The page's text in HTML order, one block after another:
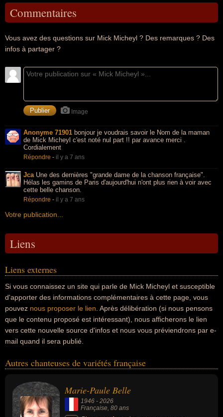
Commentaires
Vous avez des questions sur Mick Micheyl ? Des remarques ? Des
infos à partager ?
Image
Anonyme 71901 bonjour je voudrais savoir le Nom de la maman
de Mick Micheyl c'est noté nul part !! par avance merci .
Cordialement
Répondre - il y a 7 ans
JcaUne des dernières "grande dame de la chanson française".
Hélas les gamins de Paris d'aujourd'hui n'ont plus rien à voir avec
cette belle chanson.
Répondre - il y a 7 ans
Votre publication...
Liens
Liens externes
Si vous connaissez un site qui parle de Mick Micheyl et susceptible
d'apporter des informations complémentaires à cette page, vous
pouvez nous proposer le lien . Après délibération (si nous pensons
que le contenu proposé est intéressant), nous afficherons le lien
vers cette nouvelle source d'infos et nous vous préviendrons par e-
mail quand il sera publié.
Autres chanteuses de variétés française
Marie-Paule Belle
1946 - 2026
Française, 80 ans